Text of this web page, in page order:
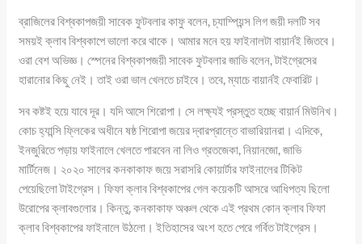
ব্রাজিলের বিশ্বকাপজয়ী সাবেক ফুটবলার কাফু বলেন, চ্যাম্পিয়ন্স লিগ জয়ী দলটি সব
সময়ই ক্লাব বিশ্বকাপে ভালো করে থাকে। আমার মনে হয় ফাইনালটা বায়ার্নই জিতবে।
ওরা বেশ অভিজ্ঞ। স্পেনের বিশ্বকাপজয়ী সাবেক ফুটবলার জাভি বলেন, টাইগ্রেসের
হারানোর কিছু নেই। তাই ওরা ভাল খেলতে চাইবে। তবে, ম্যাচে বায়ার্নই ফেবারিট।
সব কষ্টই হয়ে যাবে দূর। যদি আসে শিরোপা। সে লক্ষ্যই প্রস্তুত হচ্ছে বায়ার্ন মিউনিখ।
কোচ হ্যান্সি ফ্লিকের অধীনে ষষ্ঠ শিরোপা জয়ের দ্বারপ্রান্তে বাভারিয়ানরা। এদিকে,
ইনজুরিতে পড়ায় ফাইনালে খেলতে পারবেন না লিও গ্রতজেকা, নিয়ানজো, জাভি
মার্টিনেজ। ২০২০ সালের কনকাকাফ জয়ে সরাসরি কোয়ার্টার ফাইনালের টিকিট
পেয়েছিলো টাইগ্রেস। ফিফা ক্লাব বিশ্বকাপের গেল কয়েকটি আসরে আধিপত্য ছিলো
উরোপের ক্লাবগুলোর। কিন্তু, কনকাকাফ অঞ্চল থেকে এই প্রথম কোন ক্লাব ফিফা
ক্লাব বিশ্বকাপের ফাইনালে উঠলো। ইতিহাসের অংশ হতে পেরে গর্বিত টাইগ্রেস।